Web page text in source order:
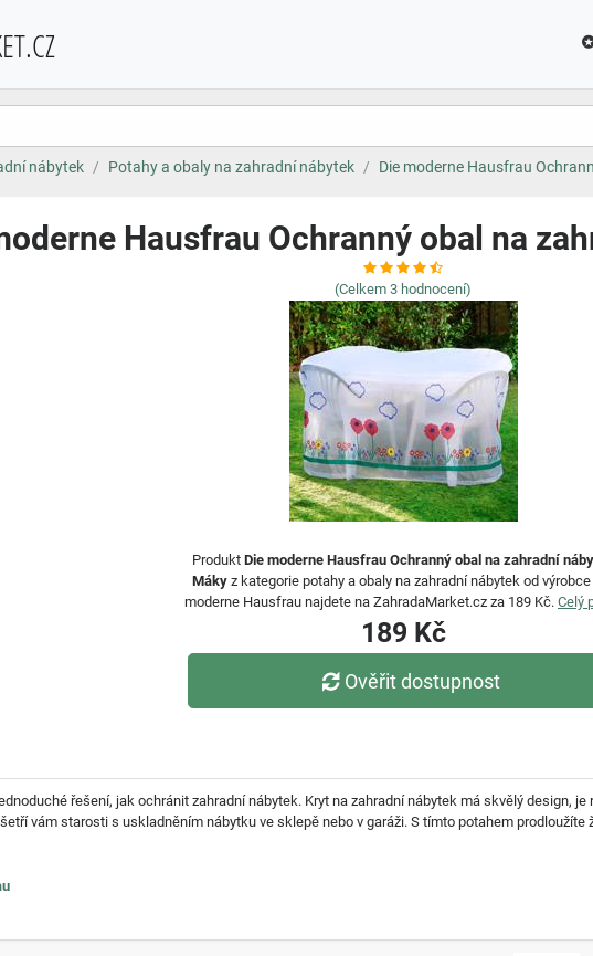
nábytek Potahy a obaly na zahradní nábytek Die moderne Hausfrau
Hausfrau Ochranný obal na
(Celkem 3 hodnocení)
Produkt Die moderne Hausfrau Ochranný obal na zahradní
Mákyz kategorie potahy a obaly na zahradní nábytek od výrobce
moderne Hausfrau najdete na ZahradaMarket.cz za 189 Kč. Celý
189 Kč
Ověřit dostupnost
řešení, jak ochránit zahradní nábytek. Kryt na zahradní nábytek má skvělý design,
vám starosti s uskladněním nábytku ve sklepě nebo v garáži. S tímto potahem prodloužíte